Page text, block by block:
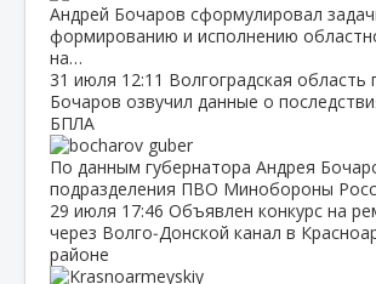
Андрей Бочаров сформулировал
формированию и исполнению
на…
31 июля 12:11 Волгоградская область
Бочаров озвучил данные о
БПЛА
По данным губернатора Андрея
подразделения ПВО Минобороны
29 июля 17:46 Объявлен конкурс на
через Волго‑Донской канал в
районе